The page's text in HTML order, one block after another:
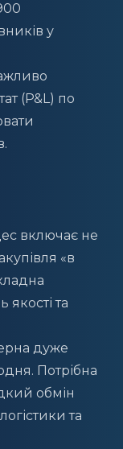
у
(P&L) по
включає не
«в
якості та
дуже
Потрібна
обмін
та